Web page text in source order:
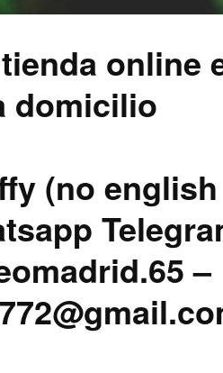
online
domicilio
(no english
–